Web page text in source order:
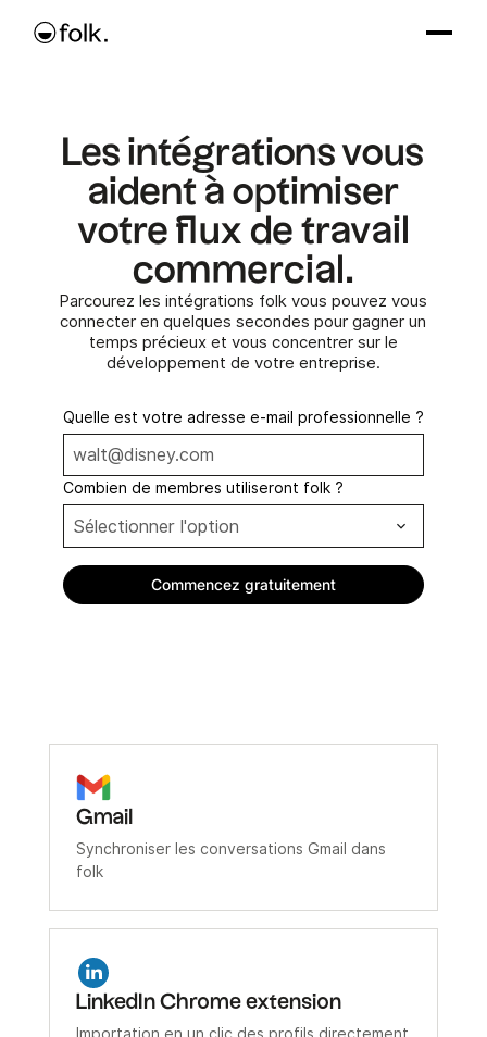
Les intégrations vous
aident à optimiser
votre flux de travail
commercial.
Parcourez les intégrations folk vous pouvez vous
connecter en quelques secondes pour gagner un
temps précieux et vous concentrer sur le
développement de votre entreprise.
Quelle est votre adresse e-mail professionnelle ?
Combien de membres utiliseront folk ?
Gmail
Synchroniser les conversations Gmail dans
folk
LinkedIn Chrome extension